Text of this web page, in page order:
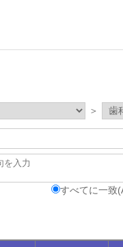
＞
すべてに一致